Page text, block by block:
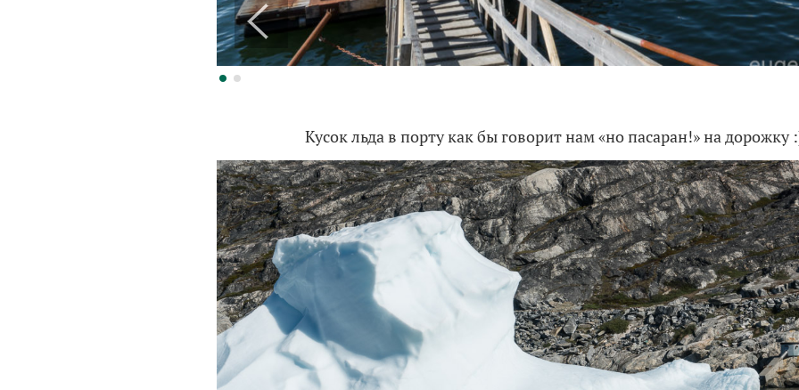
Кусок льда в порту как бы говорит нам «но пасаран!» на дорожку